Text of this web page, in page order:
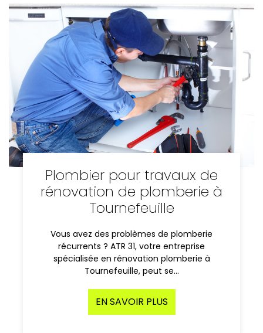
Plombier pour travaux de
rénovation de plomberie à
Tournefeuille
Vous avez des problèmes de plomberie
récurrents ? ATR 31, votre entreprise
spécialisée en rénovation plomberie à
Tournefeuille, peut se…
EN SAVOIR PLUS